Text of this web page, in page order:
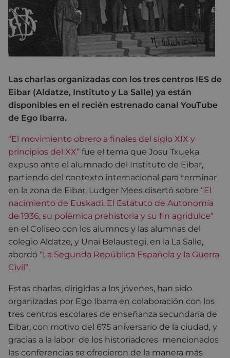
Las charlas organizadas con los tres centros IES de
Eibar (Aldatze, Instituto y La Salle) ya están
disponibles en el recién estrenado canal YouTube
de Ego Ibarra.
“El movimiento obrero a finales del siglo XIX y
principios del XX” fue el tema que Josu Txueka
expuso ante el alumnado del Instituto de Eibar,
partiendo del contexto internacional para terminar
en la zona de Eibar. Ludger Mees disertó sobre “El
nacimiento de Euskadi. El Estatuto de Autonomía
de 1936, su polémica prehistoria y su fin agridulce”
en el Coliseo con los alumnos y las alumnas del
colegio Aldatze, y Unai Belaustegi, en la La Salle,
abordó “La Segunda República Española y la Guerra
Civil”.
Estas charlas, dirigidas a los jóvenes, han sido
organizadas por Ego Ibarra en colaboración con los
tres centros escolares de enseñanza secundaria de
Eibar, con motivo del 675 aniversario de la ciudad, y
gracias a la labor de los historiadores mencionados
las conferencias se ofrecieron de la manera más